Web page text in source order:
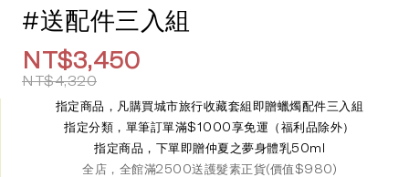
#送配件三入組
NT$3,450
NT$4,320
指定商品，凡購買城市旅行收藏套組即贈蠟燭配件三入組
指定分類，單筆訂單滿$1000享免運（福利品除外）
指定商品，下單即贈仲夏之夢身體乳50ml
全店，全館滿2500送護髮素正貨(價值$980)